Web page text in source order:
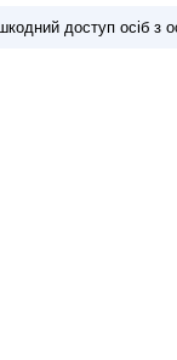
доступ осіб з